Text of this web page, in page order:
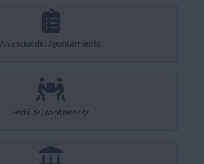
Anuncios del Ayuntamiento
Perfil del contratante